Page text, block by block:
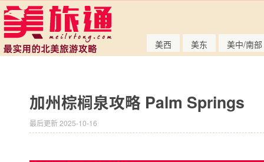
美西 美东 美中/南部
加州棕榈泉攻略 Palm Springs
最后更新 2025-10-16